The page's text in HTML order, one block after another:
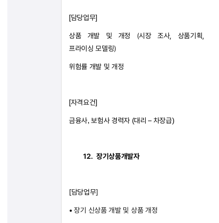
[담당업무]
상품 개발 및 개정 (시장 조사, 상품기획
프라이싱 모델링)
위험률 개발 및 개정
[자격요건]
금융사,보험사 경력자 (대리 – 차장급)
12. 장기상품개발자
[담당업무]
•장기 신상품 개발 및 상품 개정